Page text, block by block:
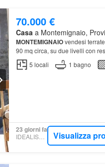
70.000 €
Casa a Montemignaio,
MONTEMIGNAIOvendesi
90 mq circa, su due livelli con
5 locali 1 bagno
23 giorni fa
IDEALISTA.IT Visualizza